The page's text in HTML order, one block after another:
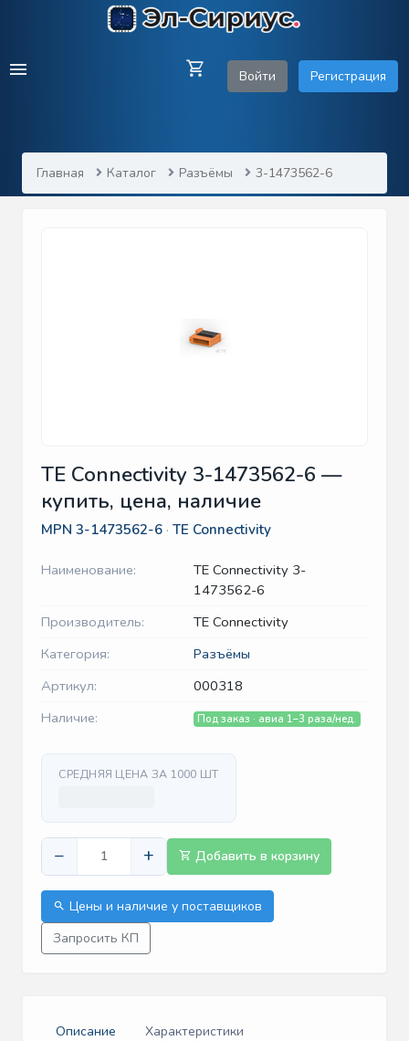
Войти Регистрация
Главная Каталог Разъёмы 3-1473562-6
TE Connectivity 3-1473562-6 —
купить, цена, наличие
MPN 3-1473562-6 · TE Connectivity
Наименование:
TE Connectivity 3-
1473562-6
Производитель:
TE Connectivity
Категория:
Разъёмы
Артикул:
000318
Наличие:
Под заказ · авиа 1–3 раза/нед.
СРЕДНЯЯ ЦЕНА ЗА 1000 ШТ
− + Добавить в корзину
Цены и наличие у поставщиков
Запросить КП
Описание
Характеристики